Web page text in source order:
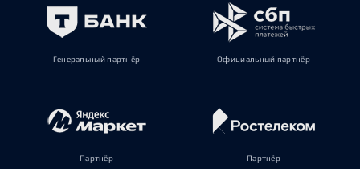
Генеральный партнёр Официальный партнёр
Партнёр Партнёр